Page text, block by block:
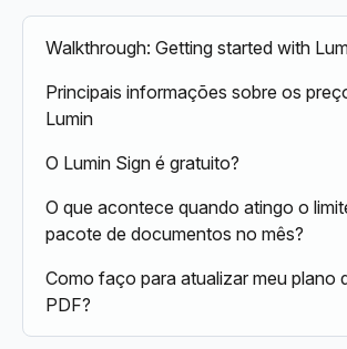
Walkthrough: Getting started with
Principais informações sobre os
Lumin
O Lumin Sign é gratuito?
O que acontece quando atingo o
pacote de documentos no mês?
Como faço para atualizar meu plano
PDF?